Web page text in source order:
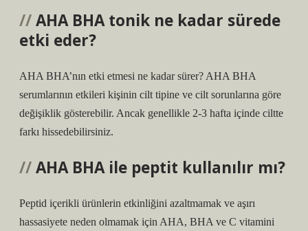
AHA BHA tonik ne kadar sürede
etki eder?
AHA BHA’nın etki etmesi ne kadar sürer? AHA BHA
serumlarının etkileri kişinin cilt tipine ve cilt sorunlarına göre
değişiklik gösterebilir. Ancak genellikle 2-3 hafta içinde ciltte
farkı hissedebilirsiniz.
AHA BHA ile peptit kullanılır mı?
Peptid içerikli ürünlerin etkinliğini azaltmamak ve aşırı
hassasiyete neden olmamak için AHA, BHA ve C vitamini